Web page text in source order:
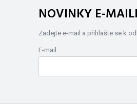
NOVINKY E-
Zadejte e-mail a přihlašte se k
E-mail: